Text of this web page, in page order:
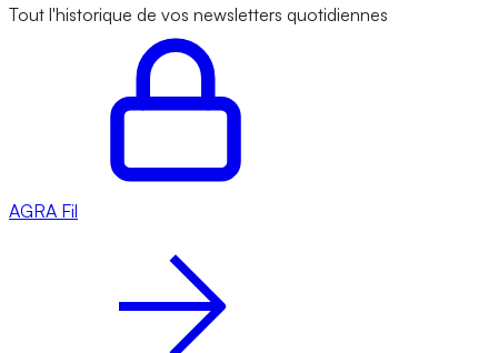
Tout l'historique de vos newsletters quotidiennes
AGRA Fil